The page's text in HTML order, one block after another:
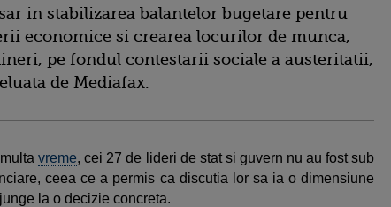
in stabilizarea balantelor bugetare pentru
economice si crearea locurilor de munca,
pe fondul contestarii sociale a austeritatii,
de Mediafax.
multavreme, cei 27 de lideri de stat si guvern nu au fost sub
ceea ce a permis ca discutia lor sa ia o dimensiune
la o decizie concreta.